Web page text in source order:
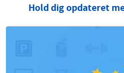
Hold dig opdateret